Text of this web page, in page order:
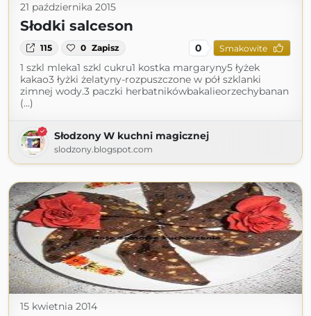
21 października 2015
Słodki salceson
115 0 Zapisz 0 Smakowite
1 szkl mleka1 szkl cukru1 kostka margaryny5 łyżek
kakao3 łyżki żelatyny-rozpuszczone w pół szklanki
zimnej wody.3 paczki herbatnikówbakalieorzechybanan
(...)
Słodzony W kuchni magicznej
slodzony.blogspot.com
15 kwietnia 2014